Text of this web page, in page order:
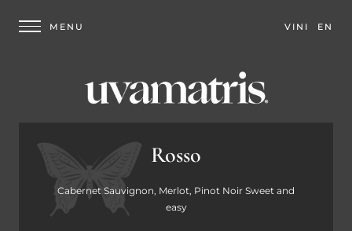
VINI EN
Rosso
Cabernet Sauvignon, Merlot, Pinot Noir Sweet and
easy